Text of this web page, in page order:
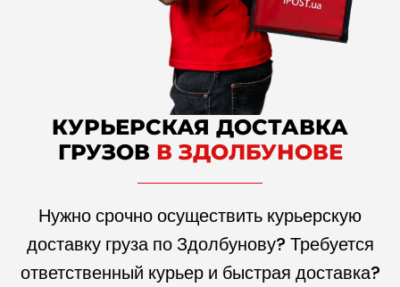
КУРЬЕРСКАЯ ДОСТАВКА
ГРУЗОВ В ЗДОЛБУНОВЕ
Нужно срочно осуществить курьерскую
доставку груза по Здолбунову? Требуется
ответственный курьер и быстрая доставка?